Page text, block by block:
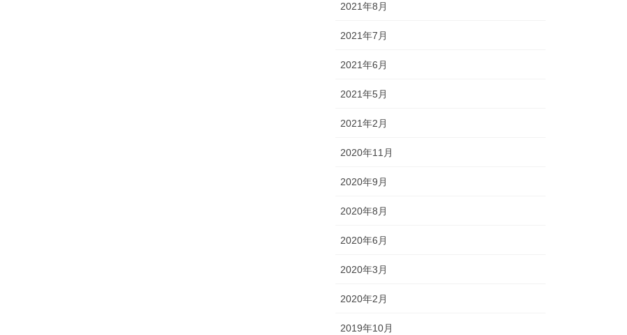
2021年8月
2021年7月
2021年6月
2021年5月
2021年2月
2020年11月
2020年9月
2020年8月
2020年6月
2020年3月
2020年2月
2019年10月